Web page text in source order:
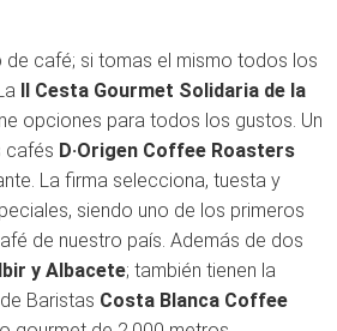
de café; si tomas el mismo todos los
II Cesta Gourmet Solidaria de la
opciones para todos los gustos. Un
cafés D·Origen Coffee Roasters
La firma selecciona, tuesta y
siendo uno de los primeros
de nuestro país. Además de dos
y Albacete; también tienen la
Baristas Costa Blanca Coffee